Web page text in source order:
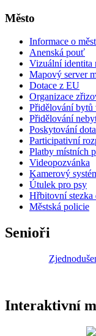
Město
Informace o
Anenská pouť
Vizuální identita
Mapový server
Dotace z EU
Organizace
Přidělování bytů
Přidělování
Poskytování
Participativní
Platby místních
Videopozvánka
Kamerový
Útulek pro psy
Hřbitovní stezka
Městská policie
Senioři
Interaktivní